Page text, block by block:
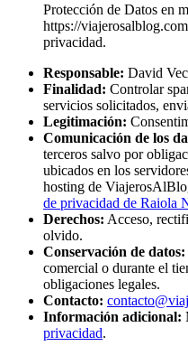
Protección de Datos en
https://
privacidad.
Responsable: David
Finalidad: Controlar
servicios solicitados,
Legitimación:
Comunicación de los
terceros salvo por
ubicados en los
hosting de
de privacidad de Raiola
Derechos: Acceso,
olvido.
Conservación de datos:
comercial o durante el
obligaciones legales.
Contacto:
Información adicional:
privacidad.